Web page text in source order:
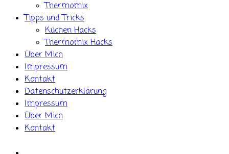
Thermomix
Tipps und Tricks
Küchen Hacks
Thermomix Hacks
Über Mich
Impressum
Kontakt
Datenschutzerklärung
Impressum
Über Mich
Kontakt